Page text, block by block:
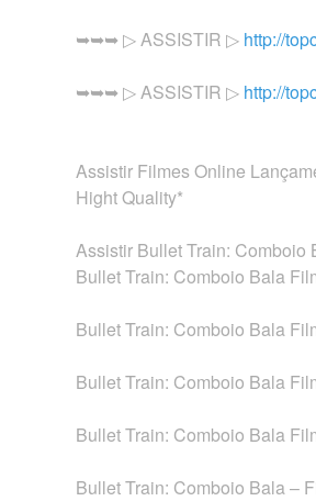
➥➥➥ ▷ ASSISTIR ▷ http://
➥➥➥ ▷ ASSISTIR ▷ http://
Assistir Filmes Online
Hight Quality*
Assistir Bullet Train:
Bullet Train: Comboio Bala
Bullet Train: Comboio Bala
Bullet Train: Comboio Bala
Bullet Train: Comboio Bala
Bullet Train: Comboio Bala –